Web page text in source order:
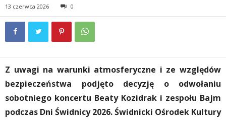
13 czerwca 2026 0
Z uwagi na warunki atmosferyczne i ze względów
bezpieczeństwa podjęto decyzję o odwołaniu
sobotniego koncertu Beaty Kozidrak i zespołu Bajm
podczas Dni Świdnicy 2026. Świdnicki Ośrodek Kultury